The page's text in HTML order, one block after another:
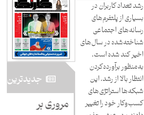
رشد تعداد کاربران در
بسیاری از پلتفرم‌های
رسانه‌های اجتماعی
شناخته‌شده در سال‌های
اخیر کند شده است.
به‌منظور برآورده‌کردن
انتظار بالا از رشد، این
شبکه‌ها استراتژی‌های
کسب‌وکار خود را تغییر
جدید‌ترین
مروری بر